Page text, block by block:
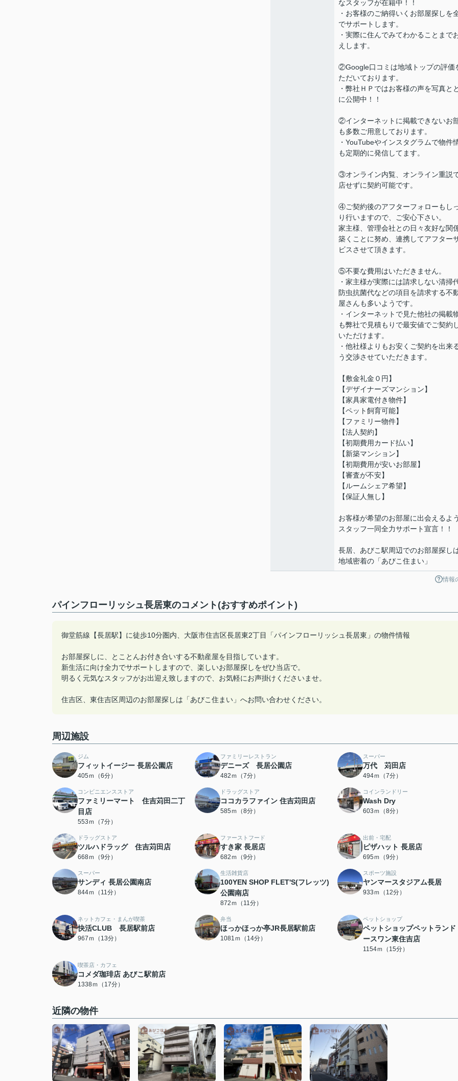
なスタッフが在籍中！！
・お客様のご納得いくお部屋探しを
でサポートします。
・実際に住んでみてわかることまで
えします。
②Google口コミは地域トップの評価
ただいております。
・弊社ＨＰではお客様の声を写真と
に公開中！！
②インターネットに掲載できないお
も多数ご用意しております。
・YouTubeやインスタグラムで物件
も定期的に発信してます。
③オンライン内覧、オンライン重説
店せずに契約可能です。
④ご契約後のアフターフォローもし
り行いますので、ご安心下さい。
家主様、管理会社との日々友好な関
築くことに努め、連携してアフター
ビスさせて頂きます。
⑤不要な費用はいただきません。
・家主様が実際には請求しない清掃
防虫抗菌代などの項目を請求する不
屋さんも多いようです。
・インターネットで見た他社の掲載
も弊社で見積もりで最安値でご契約
いただけます。
・他社様よりもお安くご契約を出来
う交渉させていただきます。
【敷金礼金０円】
【デザイナーズマンション】
【家具家電付き物件】
【ペット飼育可能】
【ファミリー物件】
【法人契約】
【初期費用カード払い】
【新築マンション】
【初期費用が安いお部屋】
【審査が不安】
【ルームシェア希望】
【保証人無し】
お客様が希望のお部屋に出会えるよ
スタッフ一同全力サポート宣言！！
長居、あびこ駅周辺でのお部屋探し
地域密着の「あびこ住まい」
情報
パインフローリッシュ長居東のコメント(おすすめポイント)
御堂筋線【長居駅】に徒歩10分圏内、大阪市住吉区長居東2丁目「パインフローリッシュ長居東」の物件情報
お部屋探しに、とことんお付き合いする不動産屋を目指しています。
新生活に向け全力でサポートしますので、楽しいお部屋探しをぜひ当店で。
明るく元気なスタッフがお出迎え致しますので、お気軽にお声掛けくださいませ。
住吉区、東住吉区周辺のお部屋探しは「あびこ住まい」へお問い合わせください。
周辺施設
ジム
フィットイージー 長居公園店
405ｍ（6分）
ファミリーレストラン
デニーズ 長居公園店
482ｍ（7分）
スーパー
万代 苅田店
494ｍ（7分）
コンビニエンスストア
ファミリーマート 住吉苅田二丁
目店
553ｍ（7分）
ドラッグストア
ココカラファイン 住吉苅田店
585ｍ（8分）
コインランドリー
Wash Dry
603ｍ（8分）
ドラッグストア
ツルハドラッグ 住吉苅田店
668ｍ（9分）
ファーストフード
すき家 長居店
682ｍ（9分）
出前・宅配
ピザハット 長居店
695ｍ（9分）
スーパー
サンディ 長居公園南店
844ｍ（11分）
生活雑貨店
100YEN SHOP FLET'S(フレッツ)
公園南店
872ｍ（11分）
スポーツ施設
ヤンマースタジアム長居
933ｍ（12分）
ネットカフェ・まんが喫茶
快活CLUB 長居駅前店
967ｍ（13分）
弁当
ほっかほっか亭JR長居駅前店
1081ｍ（14分）
ペットショップ
ペットショップペットラン
ースワン東住吉店
1154ｍ（15分）
喫茶店・カフェ
コメダ珈琲店 あびこ駅前店
1338ｍ（17分）
近隣の物件